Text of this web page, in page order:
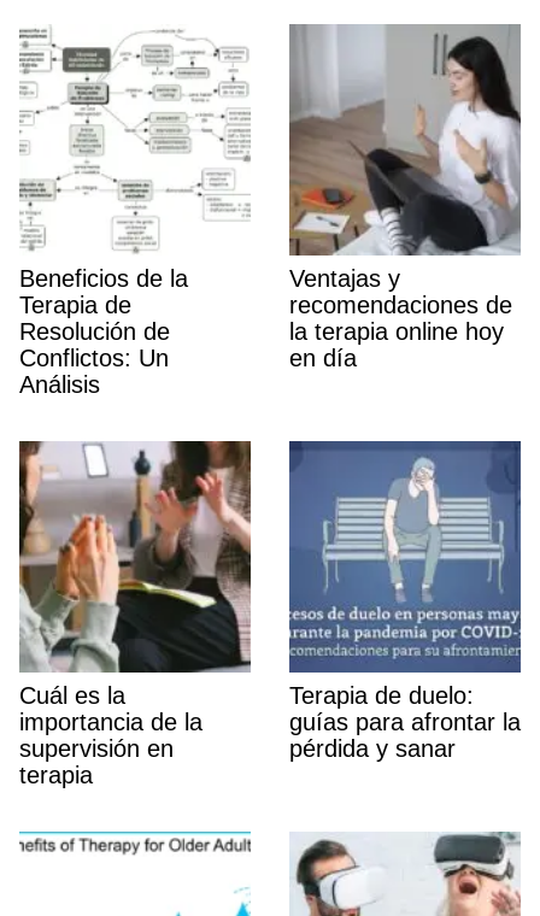
Beneficios de la
Terapia de
Resolución de
Conflictos: Un
Análisis
Ventajas y
recomendaciones de
la terapia online hoy
en dí­a
Cuál es la
importancia de la
supervisión en
terapia
Terapia de duelo:
guí­as para afrontar la
pérdida y sanar